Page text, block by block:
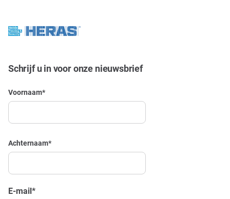
Schrijf u in voor onze nieuwsbrief
Voornaam*
Achternaam*
E-mail*